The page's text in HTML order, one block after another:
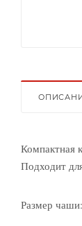
Компактная
Подходит
Размер чаши: